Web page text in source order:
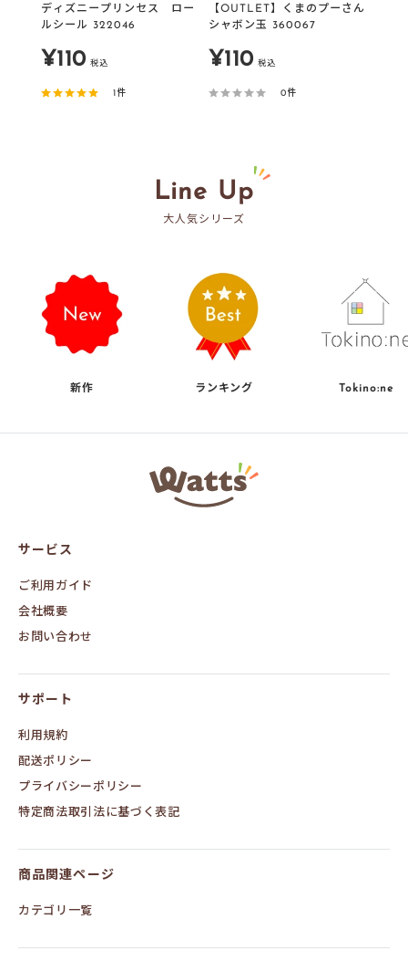
ディズニープリンセス ロー
ルシール 322046
販
売
¥110 税込
1件
【OUTLET】くまのプーさん
シャボン玉 360067
販
売
¥110 税込
0件
Line Up
大人気シリーズ
新作 ランキング Tokino:ne
ワ
ッ
サービス
ご利用ガイド
会社概要
お問い合わせ
サポート
利用規約
配送ポリシー
プライバシーポリシー
特定商法取引法に基づく表記
商品関連ページ
カテゴリ一覧